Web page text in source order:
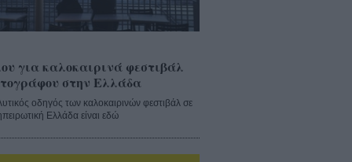
για καλοκαιρινά φεστιβάλ
στην Ελλάδα
οδηγός των καλοκαιρινών φεστιβάλ σε
Ελλάδα είναι εδώ